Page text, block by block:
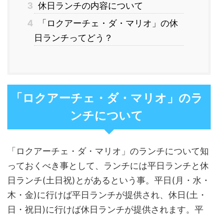
3 休日ランチの内容について
4
「ロクアーチェ・ダ・マリオ」の休
日ランチってどう？
「ロクアーチェ・ダ・マリオ」のラ
ンチについて
「ロクアーチェ・ダ・マリオ」のランチについて知
っておくべき事として、ランチには平日ランチと休
日ランチ(土日祝)とがあるという事。平日(月・水・
木・金)に行けば平日ランチが提供され、休日(土・
日・祝日)に行けば休日ランチが提供されます。平